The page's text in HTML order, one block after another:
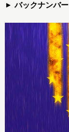
バックナンバー